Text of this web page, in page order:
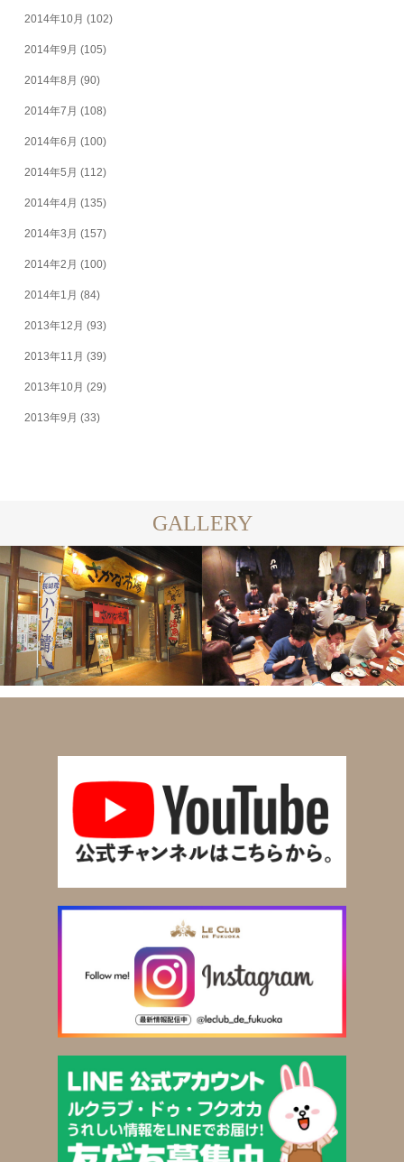
2014年10月 (102)
2014年9月 (105)
2014年8月 (90)
2014年7月 (108)
2014年6月 (100)
2014年5月 (112)
2014年4月 (135)
2014年3月 (157)
2014年2月 (100)
2014年1月 (84)
2013年12月 (93)
2013年11月 (39)
2013年10月 (29)
2013年9月 (33)
GALLERY